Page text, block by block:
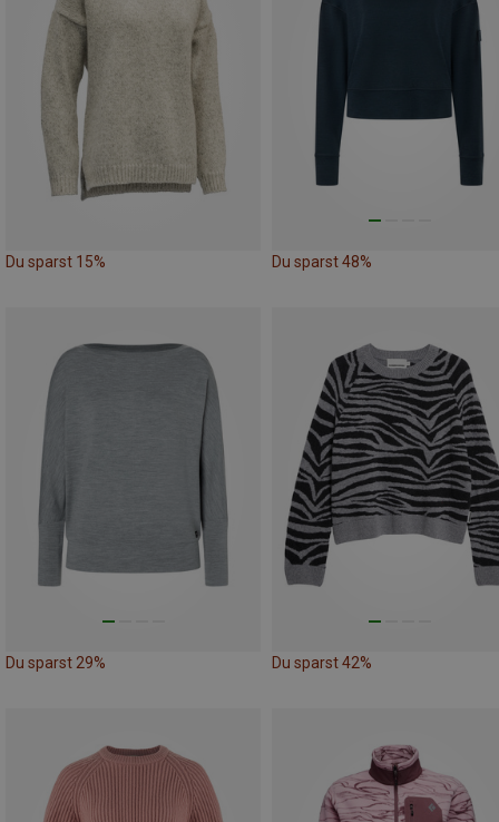
Du sparst 15% Du sparst 48%
Du sparst 29% Du sparst 42%